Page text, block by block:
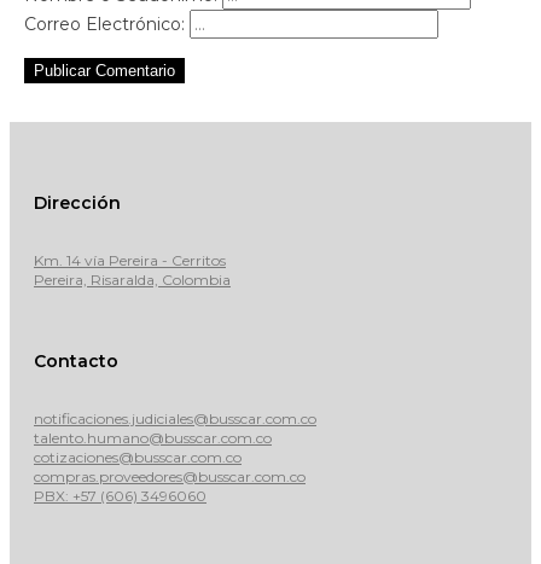
Correo Electrónico:
Publicar Comentario
Dirección
Km. 14 vía Pereira - Cerritos
Pereira, Risaralda, Colombia
Contacto
notificaciones.judiciales@busscar.com.co
talento.humano@busscar.com.co
cotizaciones@busscar.com.co
compras.proveedores@busscar.com.co
PBX: +57 (606) 3496060